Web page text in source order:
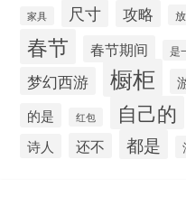
家具 尺寸 攻略
春节 春节期间 是
梦幻西游 橱柜
的是 红包 自己的
诗人 还不 都是